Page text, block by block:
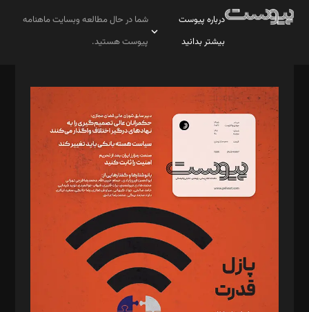
درباره پیوست
بیشتر بدانید
شما در حال مطالعه وبسایت ماهنامه
پیوست هستید.
مدیر مسئول: محمدباقر اثنی‌عشری
سردبیر: مهرک محمودی
دبیر تحریریه: میثم قاسمی
د‌بیر ناداستان: سمانه سمیع
د‌بیر خدمت و تجارت: ابوالفضل رجبی
د‌بیر حقوق فناوری: حسام‌الدین ایپکچی
د‌بیر پیوست جهان: مینا پاکدل
د‌بیر تحریریه آنلاین: بابک نقاش
تحریریه‌: مجتبی محمود‌ی، آرش برهمند، یسنا امان‌پور، سروش کرمیان،
مصطفی مسجدی آرانی، ابوالفضل رجبی، زهرا فکرانه، فائزه فتحی
رستمی،مصطفی باستان
ویرایش: نگار استاد‌‌آقا